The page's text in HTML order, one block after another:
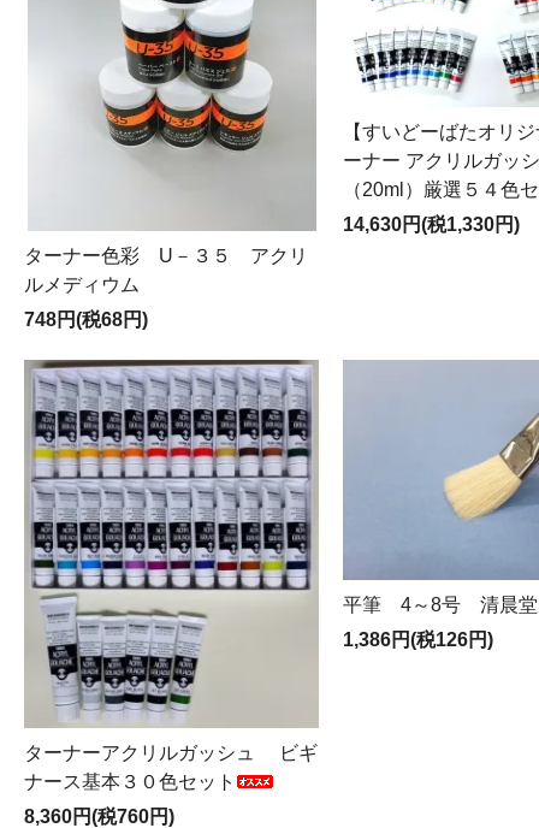
ターナー色彩 U－３５ アクリ
ルメディウム
748円(税68円)
【すいどーばたオリ
ーナー アクリルガッ
（20ml）厳選５４色
14,630円(税1,330円)
ターナーアクリルガッシュ ビギ
ナース基本３０色セット
8,360円(税760円)
平筆 4～8号 清晨堂
1,386円(税126円)